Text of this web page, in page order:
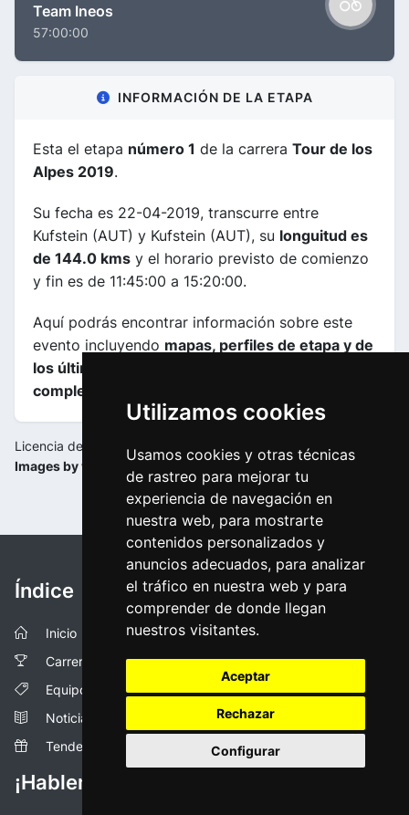
Utilizamos cookies
Usamos cookies y otras técnicas
de rastreo para mejorar tu
experiencia de navegación en
nuestra web, para mostrarte
contenidos personalizados y
anuncios adecuados, para analizar
el tráfico en nuestra web y para
comprender de donde llegan
nuestros visitantes.
Aceptar
Rechazar
Configurar
Team Ineos
57:00:00
INFORMACIÓN DE LA ETAPA
Esta el etapa número 1 de la carrera Tour de los
Alpes 2019.
Su fecha es 22-04-2019, transcurre entre
Kufstein (AUT) y Kufstein (AUT), su longuitud es
de 144.0 kms y el horario previsto de comienzo
y fin es de 11:45:00 a 15:20:00.
Aquí podrás encontrar información sobre este
evento incluyendo mapas, perfiles de etapa y de
los últimos kilometros y las clasificaciones
completas
Licencia de la imagen:
Images by www.tourofthealps.eu
Índice
Inicio
Carreras
Equipos
Noticias
Tendencias
¡Hablemos!